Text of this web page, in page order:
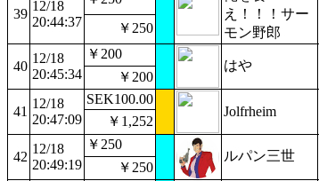
39
12/18
20:44:37
え！！！サー
モン野郎
￥250
40
12/18
20:45:34
￥200
はや
￥200
41
12/18
20:47:09
SEK100.00
Jolfrheim
￥1,252
42
12/18
20:49:19
￥250
ルパン三世
￥250